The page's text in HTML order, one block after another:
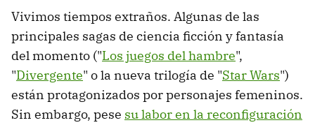
Vivimos tiempos extraños. Algunas de las
principales sagas de ciencia ficción y fantasía
del momento ("Los juegos del hambre",
"Divergente" o la nueva trilogía de "Star Wars")
están protagonizados por personajes femeninos.
Sin embargo, pese su labor en la reconfiguración